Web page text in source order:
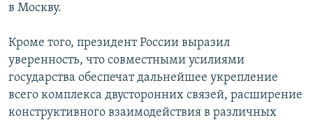
в Москву.
Кроме того, президент России выразил
уверенность, что совместными усилиями
государства обеспечат дальнейшее укрепление
всего комплекса двусторонних связей, расширение
конструктивного взаимодействия в различных